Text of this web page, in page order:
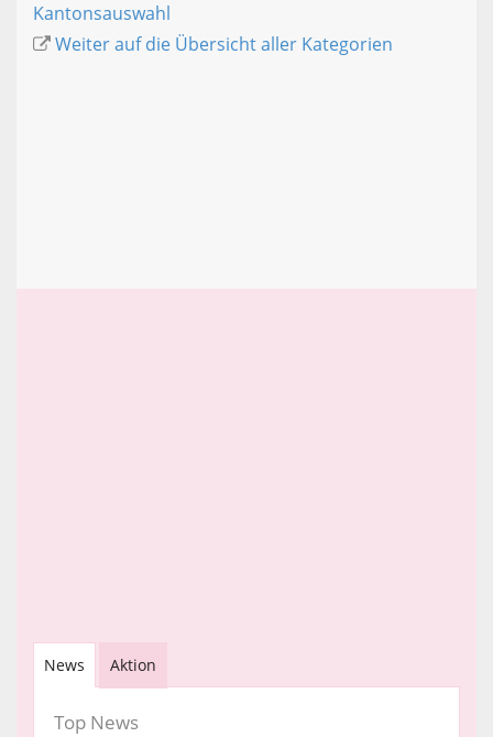
Kantonsauswahl
Weiter auf die Übersicht aller Kategorien
News Aktion
Top News